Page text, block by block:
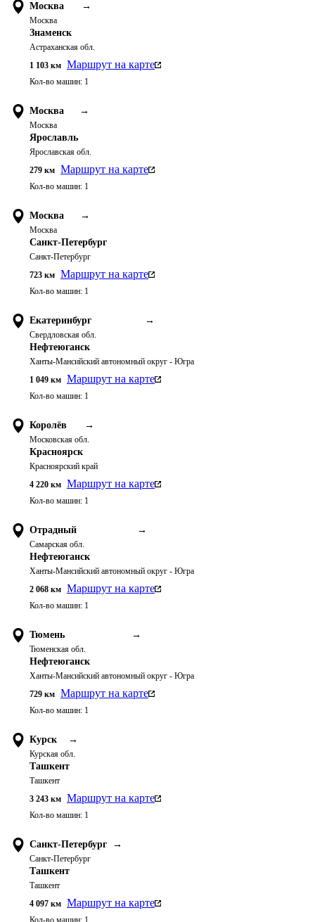
Москва →
Москва
Знаменск
Астраханская обл.
1 103 км Маршрут на карте
Кол-во машин: 1
Москва →
Москва
Ярославль
Ярославская обл.
279 км Маршрут на карте
Кол-во машин: 1
Москва →
Москва
Санкт-Петербург
Санкт-Петербург
723 км Маршрут на карте
Кол-во машин: 1
Екатеринбург →
Свердловская обл.
Нефтеюганск
Ханты-Мансийский автономный округ - Югра
1 049 км Маршрут на карте
Кол-во машин: 1
Королёв →
Московская обл.
Красноярск
Красноярский край
4 220 км Маршрут на карте
Кол-во машин: 1
Отрадный →
Самарская обл.
Нефтеюганск
Ханты-Мансийский автономный округ - Югра
2 068 км Маршрут на карте
Кол-во машин: 1
Тюмень →
Тюменская обл.
Нефтеюганск
Ханты-Мансийский автономный округ - Югра
729 км Маршрут на карте
Кол-во машин: 1
Курск →
Курская обл.
Ташкент
Ташкент
3 243 км Маршрут на карте
Кол-во машин: 1
Санкт-Петербург →
Санкт-Петербург
Ташкент
Ташкент
4 097 км Маршрут на карте
Кол-во машин: 1